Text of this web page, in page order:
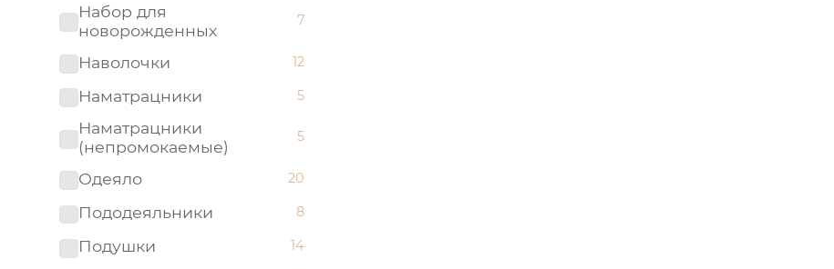
Набор для
новорожденных
7
Наволочки 12
Наматрацники 5
Наматрацники
(непромокаемые)
5
Одеяло 20
Пододеяльники 8
Подушки 14